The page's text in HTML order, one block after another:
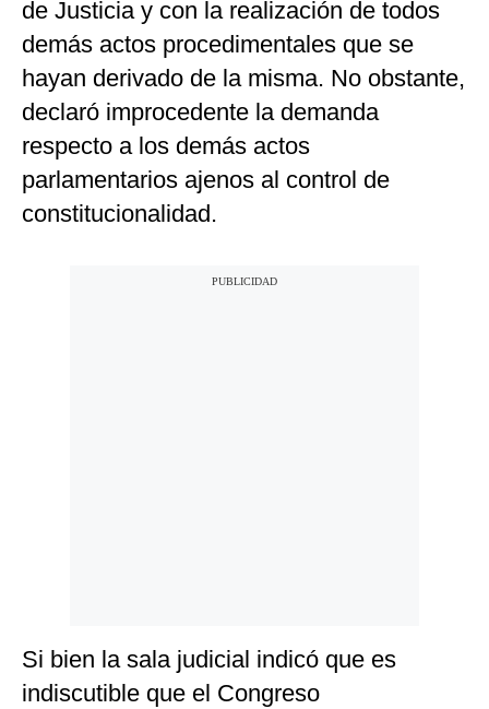
de Justicia y con la realización de todos
demás actos procedimentales que se
hayan derivado de la misma. No obstante,
declaró improcedente la demanda
respecto a los demás actos
parlamentarios ajenos al control de
constitucionalidad.
Si bien la sala judicial indicó que es
indiscutible que el Congreso